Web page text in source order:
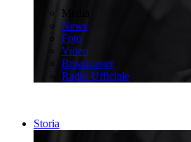
Media
News
Foto
Video
Broadcaster
Radio Ufficiale
Storia